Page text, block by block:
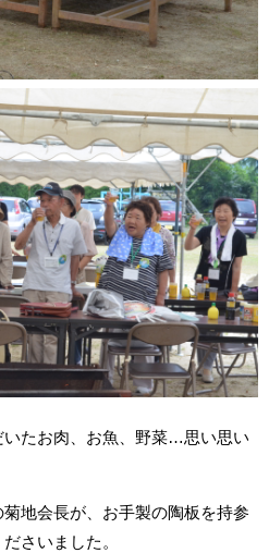
たお肉、お魚、野菜…思い思い
地会長が、お手製の陶板を持参
さいました。